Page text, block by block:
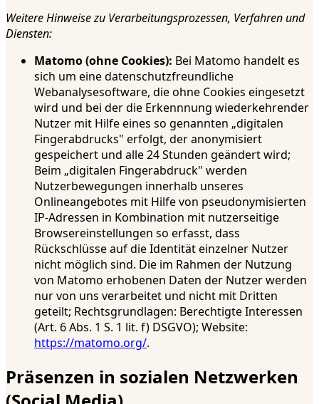
Weitere Hinweise zu Verarbeitungsprozessen, Verfahren und
Diensten:
Matomo (ohne Cookies): Bei Matomo handelt es
sich um eine datenschutzfreundliche
Webanalysesoftware, die ohne Cookies eingesetzt
wird und bei der die Erkennnung wiederkehrender
Nutzer mit Hilfe eines so genannten „digitalen
Fingerabdrucks" erfolgt, der anonymisiert
gespeichert und alle 24 Stunden geändert wird;
Beim „digitalen Fingerabdruck" werden
Nutzerbewegungen innerhalb unseres
Onlineangebotes mit Hilfe von pseudonymisierten
IP-Adressen in Kombination mit nutzerseitige
Browsereinstellungen so erfasst, dass
Rückschlüsse auf die Identität einzelner Nutzer
nicht möglich sind. Die im Rahmen der Nutzung
von Matomo erhobenen Daten der Nutzer werden
nur von uns verarbeitet und nicht mit Dritten
geteilt; Rechtsgrundlagen: Berechtigte Interessen
(Art. 6 Abs. 1 S. 1 lit. f) DSGVO); Website:
https://matomo.org/.
Präsenzen in sozialen Netzwerken